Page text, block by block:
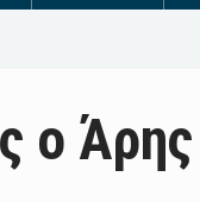
ο Άρης